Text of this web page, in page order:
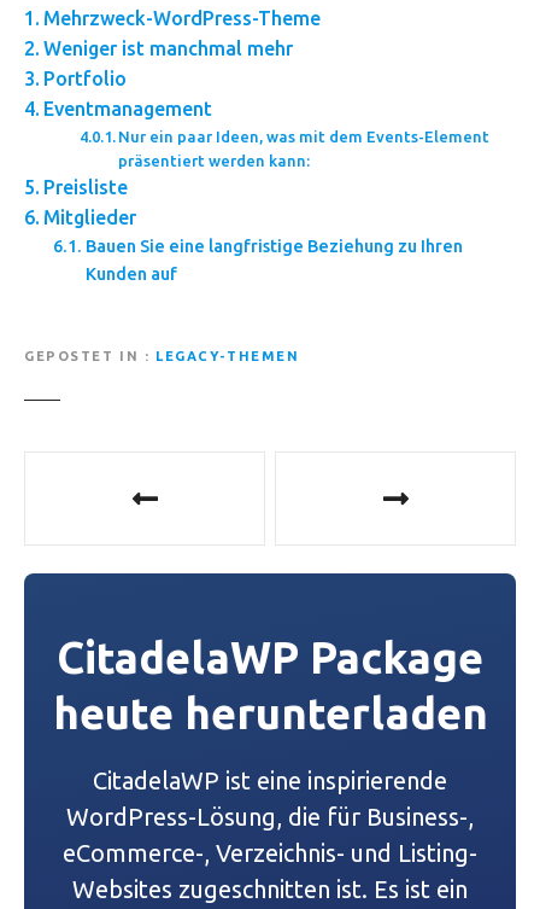
Mehrzweck-WordPress-Theme
Weniger ist manchmal mehr
Portfolio
Eventmanagement
Nur ein paar Ideen, was mit dem Events-Element
präsentiert werden kann:
Preisliste
Mitglieder
Bauen Sie eine langfristige Beziehung zu Ihren
Kunden auf
GEPOSTET IN LEGACY-THEMEN
i
CitadelaWP Package
heute herunterladen
CitadelaWP ist eine inspirierende
WordPress-Lösung, die für Business-,
eCommerce-, Verzeichnis- und Listing-
Websites zugeschnitten ist. Es ist ein